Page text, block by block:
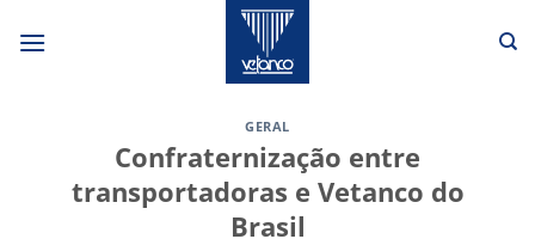
GERAL
Confraternização entre
transportadoras e Vetanco do
Brasil